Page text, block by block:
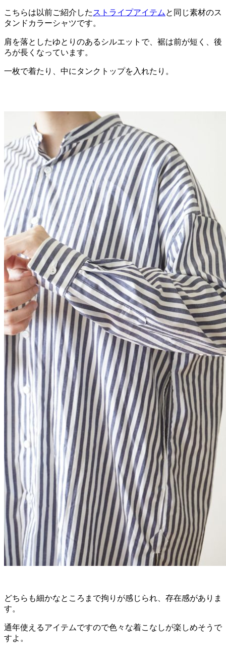
こちらは以前ご紹介した ストライプアイテム と同じ素材のス
タンドカラーシャツです。
肩を落としたゆとりのあるシルエットで、裾は前が短く、後
ろが長くなっています。
一枚で着たり、中にタンクトップを入れたり。
どちらも細かなところまで拘りが感じられ、存在感がありま
す。
通年使えるアイテムですので色々な着こなしが楽しめそうで
すよ。